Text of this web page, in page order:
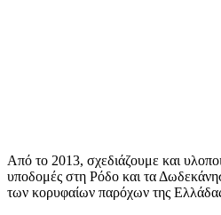
Από το 2013, σχεδιάζουμε και
υποδομές στη Ρόδο και τα
των κορυφαίων παρόχων της